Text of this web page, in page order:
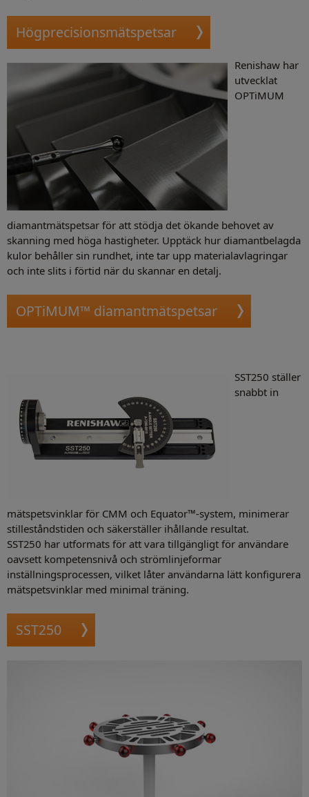
Högprecisionsmätspetsar
Renishaw har
utvecklat
OPTiMUM
diamantmätspetsar för att stödja det ökande behovet av
skanning med höga hastigheter. Upptäck hur diamantbelagda
kulor behåller sin rundhet, inte tar upp materialavlagringar
och inte slits i förtid när du skannar en detalj.
OPTiMUM™ diamantmätspetsar
SST250 ställer
snabbt in
mätspetsvinklar för CMM och Equator™-system, minimerar
stilleståndstiden och säkerställer ihållande resultat.
SST250 har utformats för att vara tillgängligt för användare
oavsett kompetensnivå och strömlinjeformar
inställningsprocessen, vilket låter användarna lätt konfigurera
mätspetsvinklar med minimal träning.
SST250